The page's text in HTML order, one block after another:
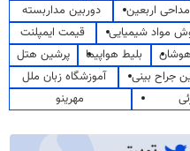
مداحی اربعین
دوربین مداربسته
مواد شیمیایی
قیمت ایمپلنت
بلیط هواپیما
پرشین هتل
جراح بینی
آموزشگاه زبان ملل
مهرینو